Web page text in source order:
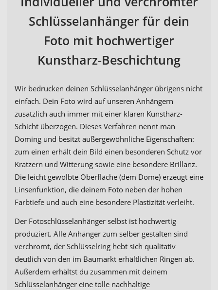
Schlüsselanhänger für dein
Foto mit hochwertiger
Kunstharz-Beschichtung
Wir bedrucken deinen Schlüsselanhänger übrigens nicht
einfach. Dein Foto wird auf unseren Anhängern
zusätzlich auch immer mit einer klaren Kunstharz-
Schicht überzogen. Dieses Verfahren nennt man
Doming und besitzt außergewöhnliche Eigenschaften:
zum einen erhält dein Bild einen besonderen Schutz vor
Kratzern und Witterung sowie eine besondere Brillanz.
Die leicht gewölbte Oberfläche (dem Dome) erzeugt eine
Linsenfunktion, die deinem Foto neben der hohen
Farbtiefe und auch eine besondere Plastizität verleiht.
Der Fotoschlüsselanhänger selbst ist hochwertig
produziert. Alle Anhänger zum selber gestalten sind
verchromt, der Schlüsselring hebt sich qualitativ
deutlich von den im Baumarkt erhältlichen Ringen ab.
Außerdem erhältst du zusammen mit deinem
Schlüsselanhänger eine tolle nachhaltige